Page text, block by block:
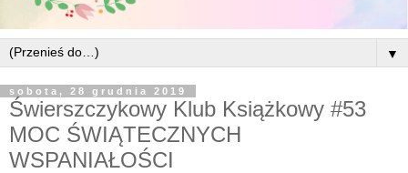
▼
sobota, 28 grudnia 2019
Świerszczykowy Klub Książkowy #53
MOC ŚWIĄTECZNYCH
WSPANIAŁOŚCI